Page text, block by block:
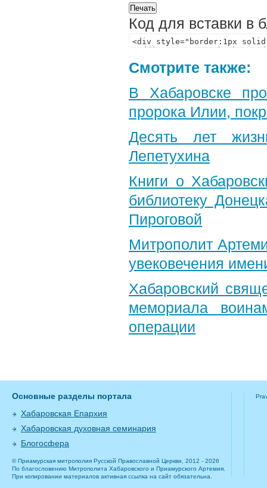
Код для вставки в
Смотрите также:
В Хабаровске
пророка Илии,
Десять лет
Лепетухина
Книги о
библиотеку
Пироговой
Митрополит
увековечения
Хабаровский
мемориала
операции
Основные разделы портала
Хабаровская Епархия
Хабаровская духовная семинария
Блогосфера
© Приамурская митрополия Русской Православной Церкви, 2012 - 2026
По благословению Митрополита Хабаровского и Приамурского Артемия.
При копировании материалов активная ссылка на сайт обязательна.